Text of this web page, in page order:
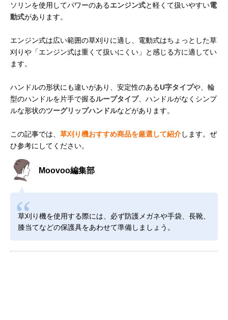
ソリンを使用してパワーのあるエンジン式と軽くて扱いやすい電
動式があります。
エンジン式は広い範囲の草刈りに適し、電動式はちょっとした草
刈りや「エンジン式は重くて扱いにくい」と感じる方に適してい
ます。
ハンドルの形状にも違いがあり、安定性のあるU字タイプや、輪
型のハンドルを片手で握るループタイプ、ハンドルがなくシンプ
ルな形状のツーグリップハンドルなどがあります。
この記事では、 草刈り機おすすめ商品を厳選して紹介します。ぜ
ひ参考にしてください。
Moovoo編集部
草刈り機を使用する際には、必ず防護メガネや手袋、長靴、
膝当てなどの保護具をあわせて準備しましょう。